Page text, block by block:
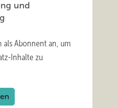
und
als Abonnent an, um
Inhalte zu